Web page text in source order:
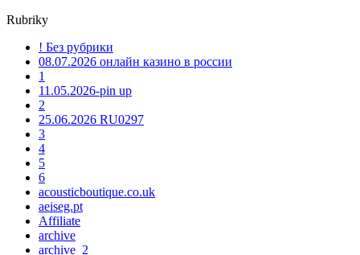
Rubriky
! Без рубрики
08.07.2026 онлайн казино в россии
1
11.05.2026-pin up
2
25.06.2026 RU0297
3
4
5
6
acousticboutique.co.uk
aeiseg.pt
Affiliate
archive
archive_2